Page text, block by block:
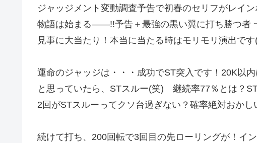
ジャッジメント変動調査予告で初春のセリフがレイ
物語は始まる――!!予告＋最強の黒い翼に打ち勝つ者
見事に大当たり！本当に当たる時はモリモリ演出です
運命のジャッジは・・・成功でST突入です！20K以
と思っていたら、STスルー(笑) 継続率77％とは？
2回がSTスルーってクソ台過ぎない？確率絶対おかし
続けて打ち、200回転で3回目の先ローリングが！イ